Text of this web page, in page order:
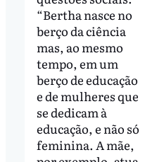
“Bertha nasce no
berço da ciência
mas, ao mesmo
tempo, em um
berço de educação
e de mulheres que
se dedicam à
educação, e não só
feminina. A mãe,